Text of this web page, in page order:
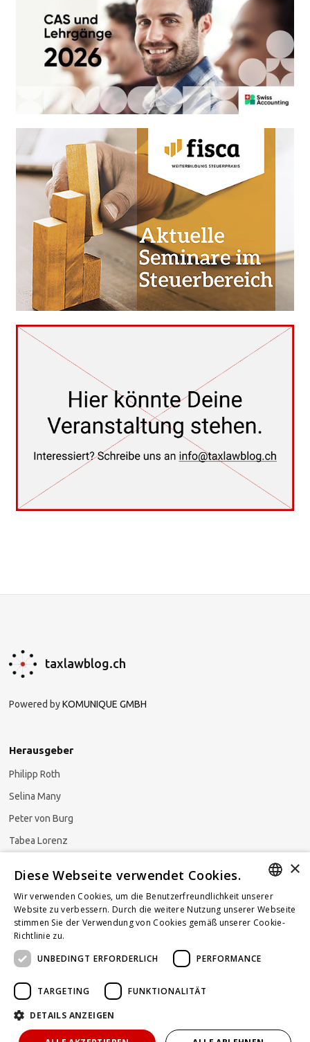
taxlawblog.ch
Powered byKOMUNIQUE GMBH
Herausgeber
Philipp Roth
Selina Many
Peter von Burg
Tabea Lorenz
Newsletter abonnieren
Powered by KOMUNIQUE hello@taxlawblog.ch
GERMAN
FRENCH
×
Diese Webseite verwendet Cookies.
Wir verwenden Cookies, um die Benutzerfreundlichkeit unserer
Website zu verbessern. Durch die weitere Nutzung unserer Webseite
stimmen Sie der Verwendung von Cookies gemäß unserer Cookie-
Richtlinie zu.
UNBEDINGT ERFORDERLICH
PERFORMANCE
TARGETING FUNKTIONALITÄT
DETAILS ANZEIGEN